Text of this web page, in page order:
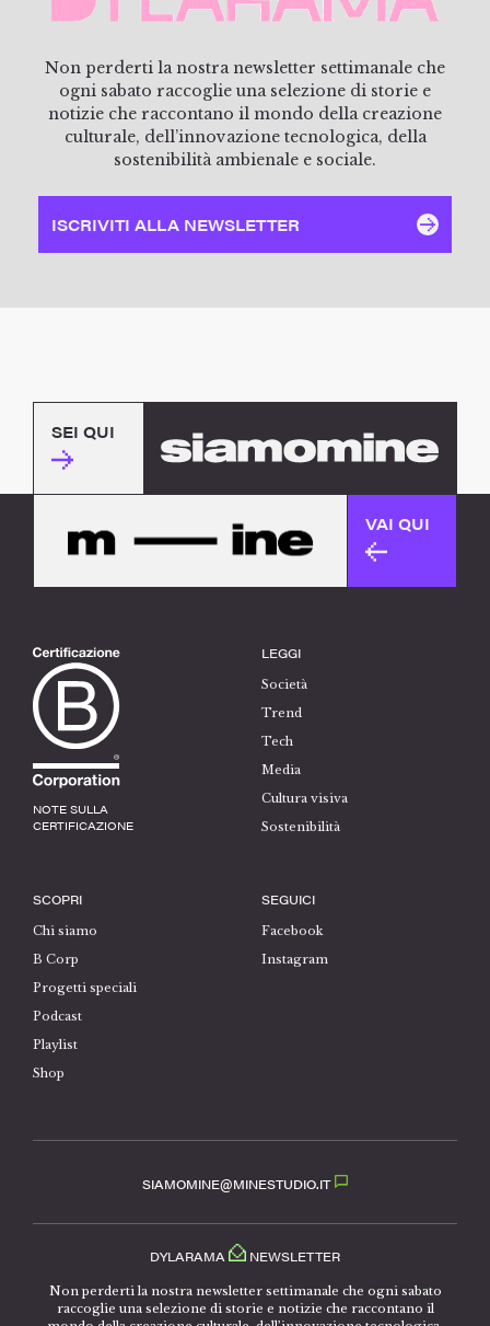
Non perderti la nostra newsletter settimanale che
ogni sabato raccoglie una selezione di storie e
notizie che raccontano il mondo della creazione
culturale, dell’innovazione tecnologica, della
sostenibilità ambienale e sociale.
ISCRIVITI ALLA NEWSLETTER
SEI QUI
VAI QUI
NOTE SULLA
CERTIFICAZIONE
LEGGI
Società
Trend
Tech
Media
Cultura visiva
Sostenibilità
SCOPRI
Chi siamo
B Corp
Progetti speciali
Podcast
Playlist
Shop
SEGUICI
Facebook
Instagram
SIAMOMINE@MINESTUDIO.IT
DYLARAMA NEWSLETTER
Non perderti la nostra newsletter settimanale che ogni sabato
raccoglie una selezione di storie e notizie che raccontano il